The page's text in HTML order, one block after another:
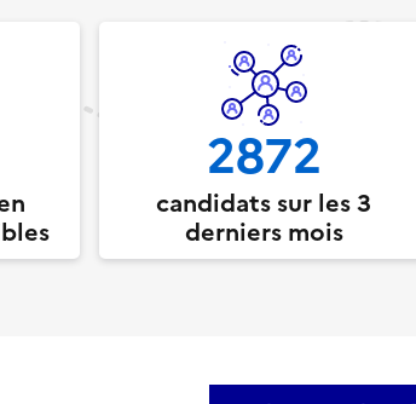
2872
candidats sur les 3
derniers mois